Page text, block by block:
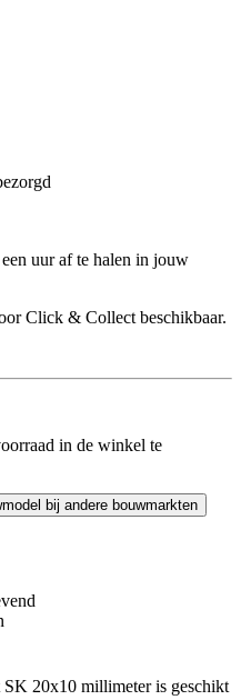
uur af te halen in jouw
Click & Collect beschikbaar.
in de winkel te
bij andere bouwmarkten
20x10 millimeter is geschikt